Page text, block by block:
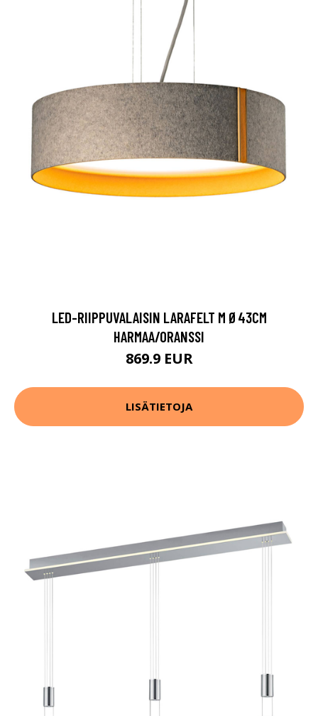
LED-RIIPPUVALAISIN LARAFELT M Ø43CM
HARMAA/ORANSSI
869.9 EUR
LISÄTIETOJA